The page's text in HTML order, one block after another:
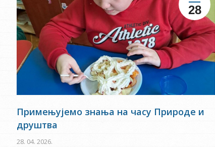
28
Примењујемо знања на часу Природе и
друштва
28. 04. 2026.